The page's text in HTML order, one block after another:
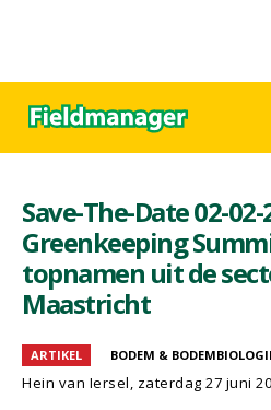
Save-The-Date 02-
Greenkeeping
topnamen uit de
Maastricht
ARTIKEL BODEM &
Hein van Iersel, zaterdag 27 juni